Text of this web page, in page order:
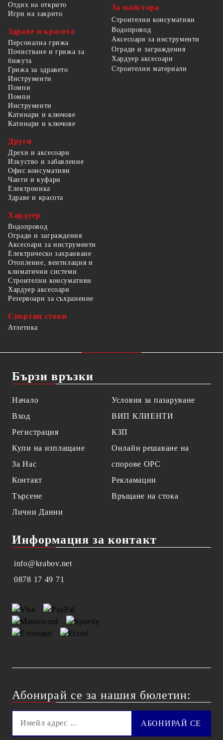
Отдих на открито
Игри на закрито
Здраве и красота
Персонална грижа
Почистване и грижа за
бижута
Грижа за здравето
За майстора
Строителни консумативи
Водопровод
Аксесоари за инструменти
Огради и заграждения
Хардуер аксесоари
Строителни материали
Инструменти
Помпи
Помпи
Инструменти
Катинари и ключове
Катинари и ключове
Други
Дрехи и аксесоари
Изкуство и забавление
Офис консумативи
Чанти и куфари
Електроника
Здраве и красота
Хардуер
Водопровод
Огради и заграждения
Аксесоари за инструменти
Електрическо захранване
Отопление, вентилация и
климатични системи
Строителни консумативи
Хардуер аксесоари
Резервоари за съхранение
Спортни стоки
Атлетика
Бързи връзки
Начало
Вход
Регистрация
Купи на изплащане
За Нас
Контакт
Търсене
Лични Данни
Условия за пазаруване
ВИП КЛИЕНТИ
КЗП
Онлайн решаване на
спорове OPC
Рекламации
Връщане на стока
Информация за контакт
info@krabov.net
0878 17 49 71
Абонирай се за нашия бюлетин: